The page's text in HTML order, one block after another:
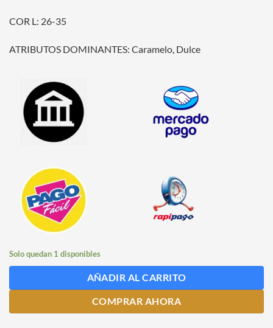
COR L: 26-35
ATRIBUTOS DOMINANTES: Caramelo, Dulce
Solo quedan 1 disponibles
AÑADIR AL CARRITO
COMPRAR AHORA